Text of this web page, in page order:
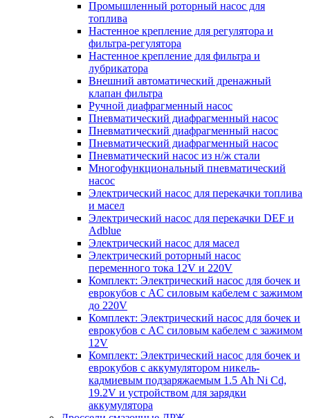
Промышленный роторный насос для
топлива
Настенное крепление для регулятора и
фильтра-регулятора
Настенное крепление для фильтра и
лубрикатора
Внешний автоматический дренажный
клапан фильтра
Ручной диафрагменный насос
Пневматический диафрагменный насос
Пневматический диафрагменный насос
Пневматический диафрагменный насос
Пневматический насос из н/ж стали
Многофункциональный пневматический
насос
Электрический насос для перекачки топлива
и масел
Электрический насос для перекачки DEF и
Adblue
Электрический насос для масел
Электрический роторный насос
переменного тока 12V и 220V
Комплект: Электрический насос для бочек и
еврокубов с AC силовым кабелем с зажимом
до 220V
Комплект: Электрический насос для бочек и
еврокубов с AC силовым кабелем с зажимом
12V
Комплект: Электрический насос для бочек и
еврокубов с аккумулятором никель-
кадмиевым подзаряжаемым 1.5 Ah Ni Cd,
19.2V и устройством для зарядки
аккумулятора